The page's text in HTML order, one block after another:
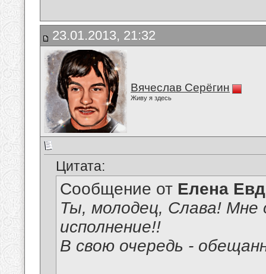
23.01.2013, 21:32
Вячеслав Серёгин
Живу я здесь
Цитата:
Сообщение от Елена
Ты, молодец, Слава! Мне
исполнение!!
В свою очередь -